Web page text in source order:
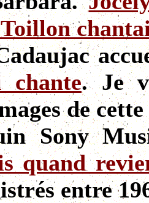
chante. Je
de
Sony
quand
entre